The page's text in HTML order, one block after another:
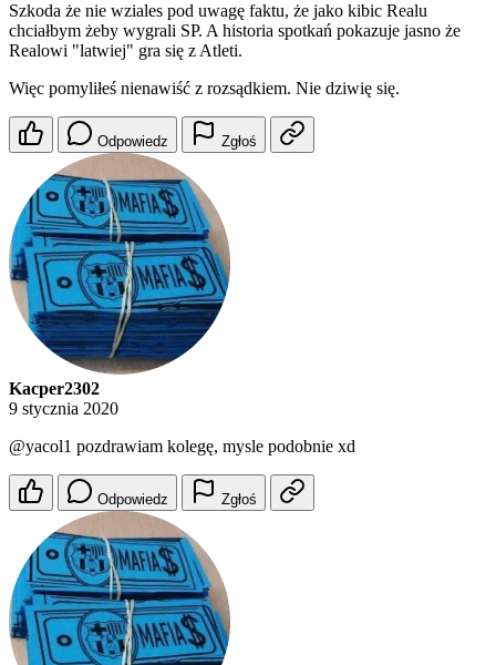
Szkoda że nie wziales pod uwagę faktu, że jako kibic Realu
chciałbym żeby wygrali SP. A historia spotkań pokazuje jasno że
Realowi "latwiej" gra się z Atleti.
Więc pomyliłeś nienawiść z rozsądkiem. Nie dziwię się.
Odpowiedz Zgłoś
Kacper2302
9 stycznia 2020
@yacol1 pozdrawiam kolegę, mysle podobnie xd
Odpowiedz Zgłoś